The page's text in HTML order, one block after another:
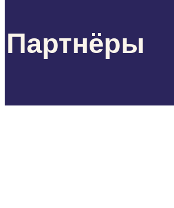
Партнёры